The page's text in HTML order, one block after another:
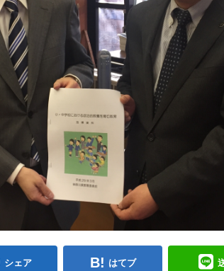
シェア はてブ